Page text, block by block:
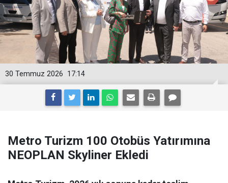
17:14
30 Temmuz 2026
Metro Turizm 100 Otobüs Yatırımına
NEOPLAN Skyliner Ekledi